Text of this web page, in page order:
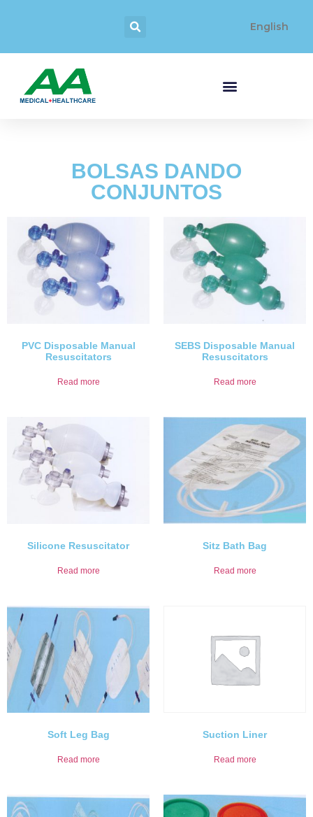
English
BOLSAS DANDO
CONJUNTOS
PVC Disposable Manual
Resuscitators
Read more
SEBS Disposable Manual
Resuscitators
Read more
Silicone Resuscitator
Read more
Sitz Bath Bag
Read more
Soft Leg Bag
Read more
Suction Liner
Read more